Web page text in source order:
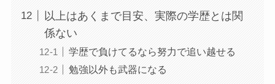
以上はあくまで目安、実際の学歴とは関
係ない
学歴で負けてるなら努力で追い越せる
勉強以外も武器になる